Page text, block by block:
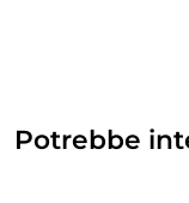
Potrebbe